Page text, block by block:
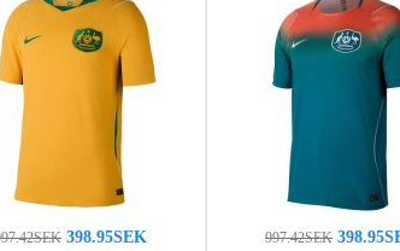
398.95SEK 997.42SEK